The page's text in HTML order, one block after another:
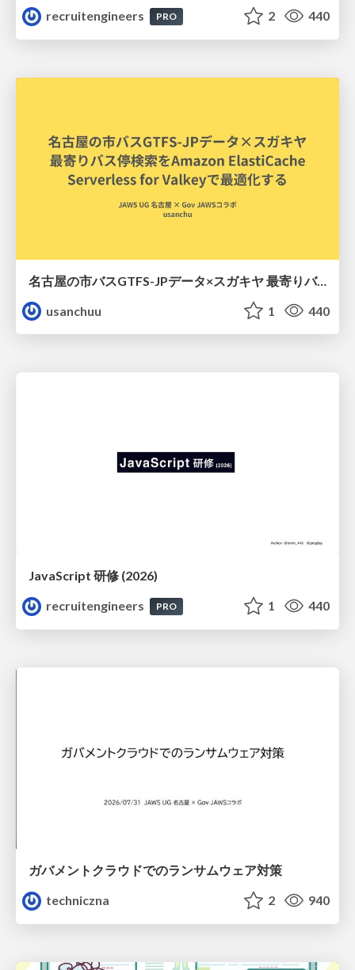
recruitengineers
PRO 2 440
名古屋の市バスGTFS-JPデータ×スガキヤ 最寄りバス停検索をAmazon ElastiCache Serverless for Valkeyで最適化する
usanchuu
1 440
JavaScript 研修 (2026)
recruitengineers
PRO 1 440
ガバメントクラウドでのランサムウェア対策
techniczna
2 940